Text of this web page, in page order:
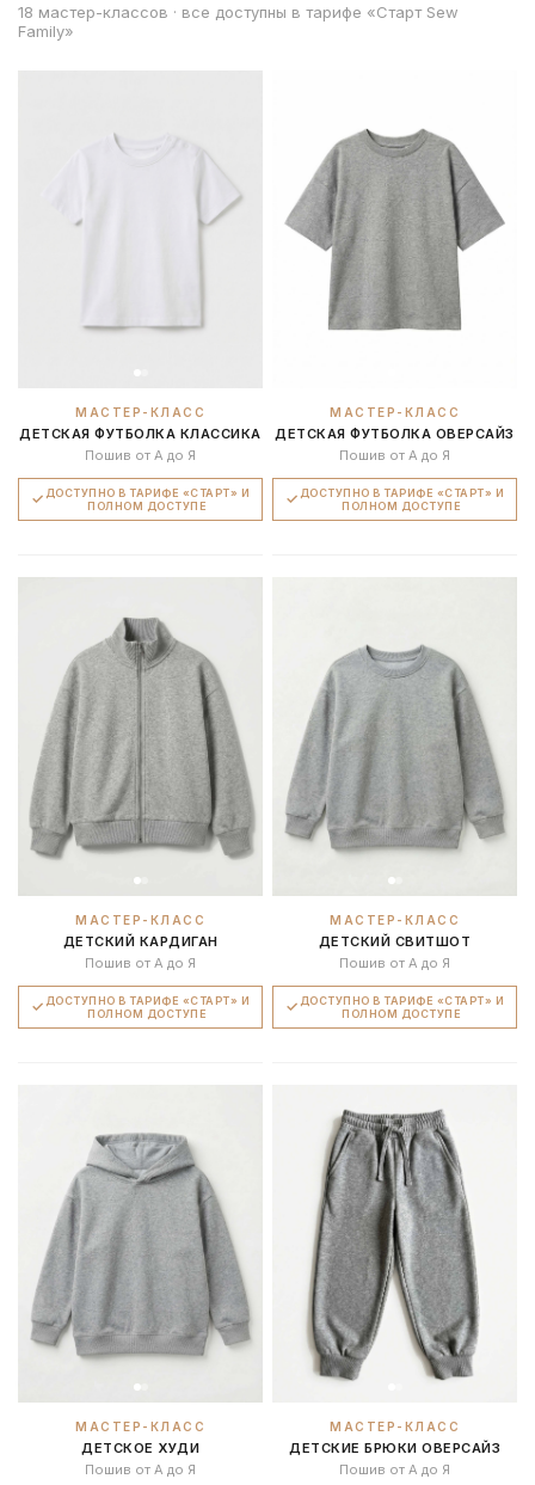
18 мастер-классов · все доступны в тарифе «Старт Sew
Family»
МАСТЕР-КЛАСС
ДЕТСКАЯ ФУТБОЛКА КЛАССИКА
Пошив от А до Я
ДОСТУПНО В ТАРИФЕ «СТАРТ» И
ПОЛНОМ ДОСТУПЕ
МАСТЕР-КЛАСС
ДЕТСКАЯ ФУТБОЛКА ОВЕРСАЙЗ
Пошив от А до Я
ДОСТУПНО В ТАРИФЕ «СТАРТ» И
ПОЛНОМ ДОСТУПЕ
МАСТЕР-КЛАСС
ДЕТСКИЙ КАРДИГАН
Пошив от А до Я
ДОСТУПНО В ТАРИФЕ «СТАРТ» И
ПОЛНОМ ДОСТУПЕ
МАСТЕР-КЛАСС
ДЕТСКИЙ СВИТШОТ
Пошив от А до Я
ДОСТУПНО В ТАРИФЕ «СТАРТ» И
ПОЛНОМ ДОСТУПЕ
МАСТЕР-КЛАСС
ДЕТСКОЕ ХУДИ
Пошив от А до Я
МАСТЕР-КЛАСС
ДЕТСКИЕ БРЮКИ ОВЕРСАЙЗ
Пошив от А до Я